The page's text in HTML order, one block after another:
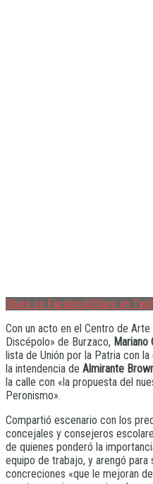
Share on FacebookShare on
Con un acto en el Centro de Arte
Discépolo» de Burzaco, Mariano
lista de Unión por la Patria con
la intendencia de Almirante
la calle con «la propuesta del
Peronismo».
Compartió escenario con los
concejales y consejeros
de quienes ponderó la
equipo de trabajo, y arengó para
concreciones «que le mejoran